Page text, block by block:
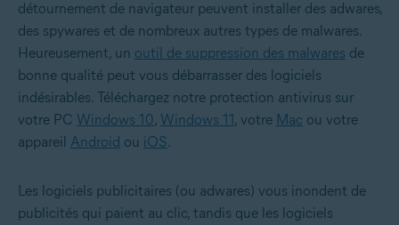
détournement de navigateur peuvent installer des adwares,
des spywares et de nombreux autres types de malwares.
Heureusement, un outil de suppression des malwares de
bonne qualité peut vous débarrasser des logiciels
indésirables. Téléchargez notre protection antivirus sur
votre PC Windows 10, Windows 11, votre Mac ou votre
appareil Android ou iOS.
Les logiciels publicitaires (ou adwares) vous inondent de
publicités qui paient au clic, tandis que les logiciels